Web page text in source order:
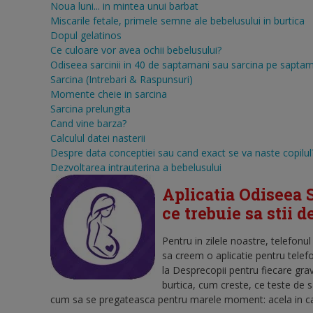
Noua luni... in mintea unui barbat
Miscarile fetale, primele semne ale bebelusului in burtica
Dopul gelatinos
Ce culoare vor avea ochii bebelusului?
Odiseea sarcinii in 40 de saptamani sau sarcina pe
Sarcina (Intrebari & Raspunsuri)
Momente cheie in sarcina
Sarcina prelungita
Cand vine barza?
Calculul datei nasterii
Despre data conceptiei sau cand exact se va naste
Dezvoltarea intrauterina a bebelusului
Aplicatia Odiseea
ce trebuie sa stii
Pentru in zilele noastre,
sa creem o aplicatie pentru
la Desprecopii pentru fiecare
burtica, cum creste, ce teste de
cum sa se pregateasca pentru marele moment: acela in